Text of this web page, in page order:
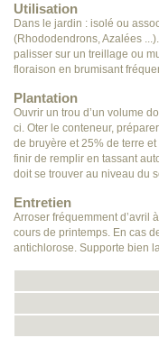
Utilisation
Dans le jardin : isolé ou
(Rhododendrons, Azalées
palisser sur un treillage ou
floraison en brumisant
Plantation
Ouvrir un trou d’un volume
ci. Oter le conteneur,
de bruyère et 25% de terre
finir de remplir en tassant
doit se trouver au niveau du
Entretien
Arroser fréquemment d’avril
cours de printemps. En cas
antichlorose. Supporte bien